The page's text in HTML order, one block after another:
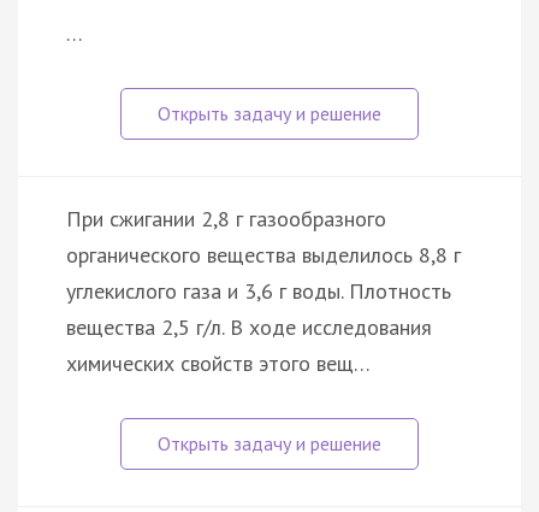
…
При сжигании 2,8 г газообразного
органического вещества выделилось 8,8 г
углекислого газа и 3,6 г воды. Плотность
вещества 2,5 г/л. В ходе исследования
химических свойств этого вещ…